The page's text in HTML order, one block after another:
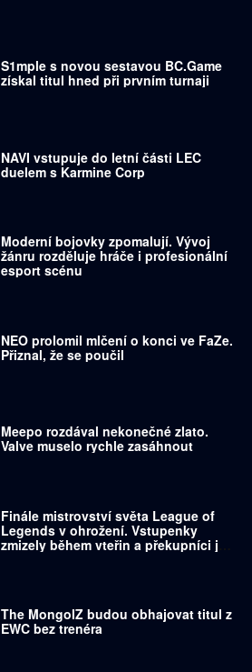
S1mple s novou sestavou BC.Game
získal titul hned při prvním turnaji
NAVI vstupuje do letní části LEC
duelem s Karmine Corp
Moderní bojovky zpomalují. Vývoj
žánru rozděluje hráče i profesionální
esport scénu
NEO prolomil mlčení o konci ve FaZe.
Přiznal, že se poučil
Meepo rozdával nekonečné zlato.
Valve muselo rychle zasáhnout
Finále mistrovství světa League of
Legends v ohrožení. Vstupenky
zmizely během vteřin a překupníci je
The MongolZ budou obhajovat titul z
EWC bez trenéra